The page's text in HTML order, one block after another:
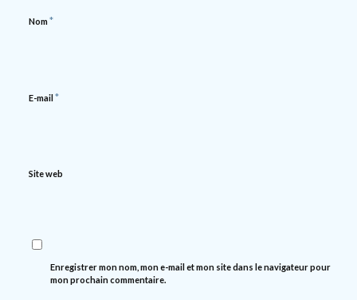
Nom*
E-mail *
Site web
Enregistrer mon nom, mon e-mail et mon site dans le navigateur pour
mon prochain commentaire.